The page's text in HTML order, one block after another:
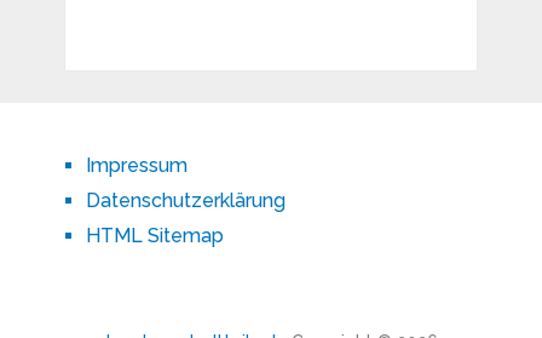
Impressum
Datenschutzerklärung
HTML Sitemap